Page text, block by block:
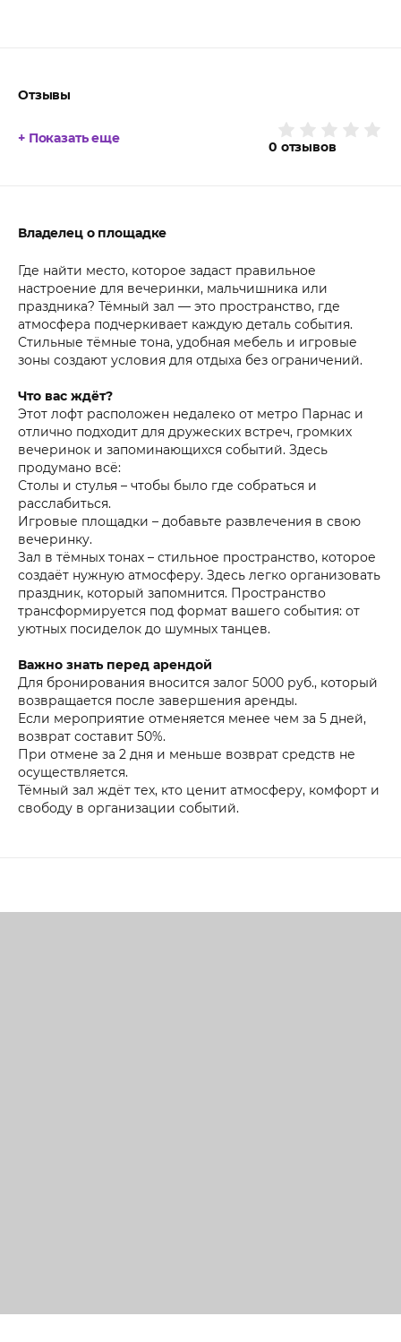
Отзывы
0 отзывов
+ Показать еще
Владелец о площадке
Где найти место, которое задаст правильное
настроение для вечеринки, мальчишника или
праздника? Тёмный зал — это пространство, где
атмосфера подчеркивает каждую деталь события.
Стильные тёмные тона, удобная мебель и игровые
зоны создают условия для отдыха без ограничений.
Что вас ждёт?
Этот лофт расположен недалеко от метро Парнас и
отлично подходит для дружеских встреч, громких
вечеринок и запоминающихся событий. Здесь
продумано всё:
Столы и стулья – чтобы было где собраться и
расслабиться.
Игровые площадки – добавьте развлечения в свою
вечеринку.
Зал в тёмных тонах – стильное пространство, которое
создаёт нужную атмосферу. Здесь легко организовать
праздник, который запомнится. Пространство
трансформируется под формат вашего события: от
уютных посиделок до шумных танцев.
Важно знать перед арендой
Для бронирования вносится залог 5000 руб., который
возвращается после завершения аренды.
Если мероприятие отменяется менее чем за 5 дней,
возврат составит 50%.
При отмене за 2 дня и меньше возврат средств не
осуществляется.
Тёмный зал ждёт тех, кто ценит атмосферу, комфорт и
свободу в организации событий.